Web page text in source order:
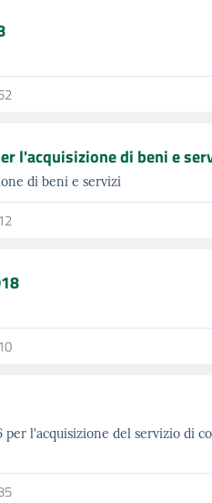
l'acquisizione di beni e
di beni e servizi
l'acquisizione del servizio di